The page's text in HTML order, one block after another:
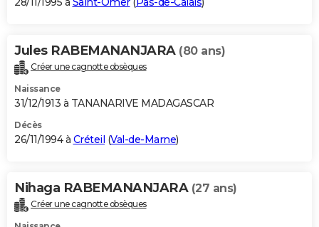
Jules RABEMANANJARA (80 ans)
Créer une cagnotte obsèques
Naissance
31/12/1913 à TANANARIVE MADAGASCAR
Décès
26/11/1994 à Créteil (Val-de-Marne)
Nihaga RABEMANANJARA (27 ans)
Créer une cagnotte obsèques